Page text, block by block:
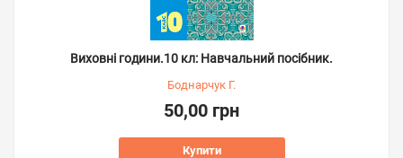
Виховні години.10 кл: Навчальний посібник.
Боднарчук Г.
50,00 грн
Купити